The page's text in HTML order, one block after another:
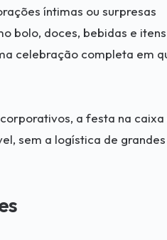
íntimas ou surpresas
bolo, doces, bebidas e itens
celebração completa em
a festa na caixa
sem a logística de grandes